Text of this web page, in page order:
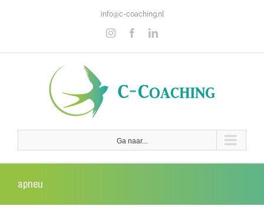
info@c-coaching.nl
InstagramFacebookLinkedIn
Ga naar...
apneu